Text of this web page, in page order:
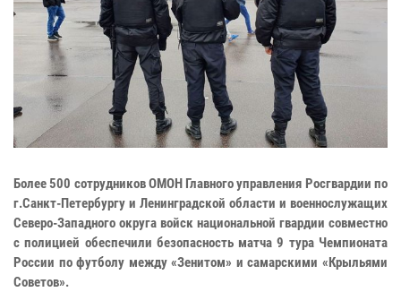
Более 500 сотрудников ОМОН Главного управления Росгвардии по
г.Санкт-Петербургу и Ленинградской области и военнослужащих
Северо-Западного округа войск национальной гвардии совместно
с полицией обеспечили безопасность матча 9 тура Чемпионата
России по футболу между «Зенитом» и самарскими «Крыльями
Советов».